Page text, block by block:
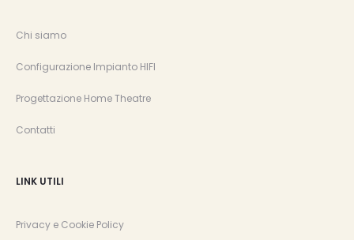
Chi siamo
Configurazione Impianto HIFI
Progettazione Home Theatre
Contatti
LINK UTILI
Privacy e Cookie Policy